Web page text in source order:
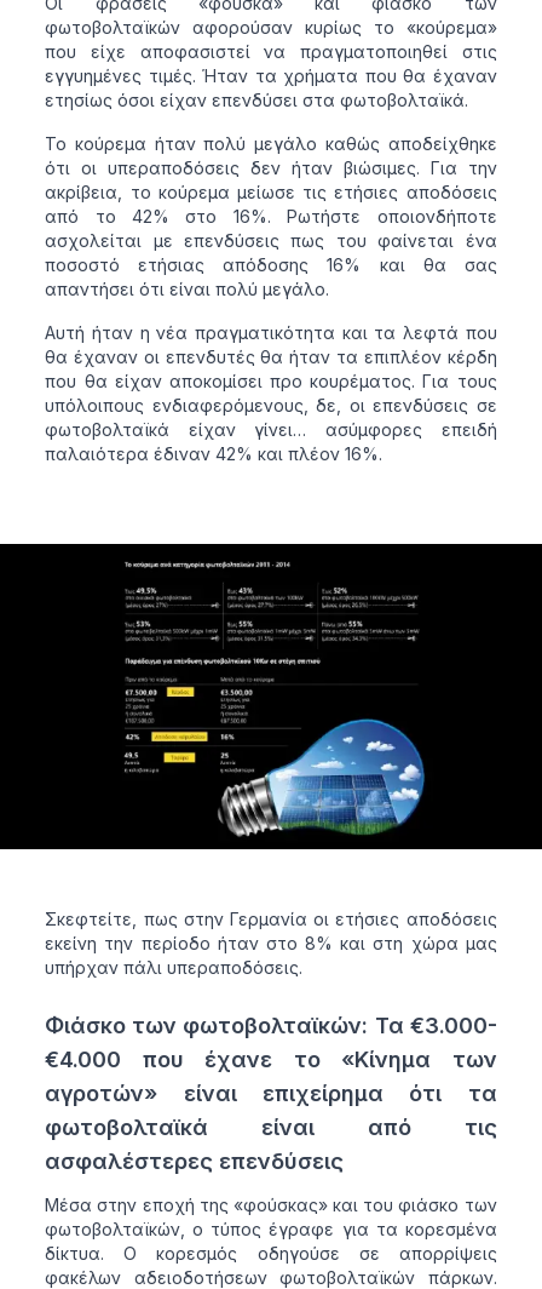
φωτοβολταϊκών αφορούσαν κυρίως το «κούρεμα»
που είχε αποφασιστεί να πραγματοποιηθεί στις
εγγυημένες τιμές. Ήταν τα χρήματα που θα έχαναν
ετησίως όσοι είχαν επενδύσει στα φωτοβολταϊκά.
Το κούρεμα ήταν πολύ μεγάλο καθώς αποδείχθηκε
ότι οι υπεραποδόσεις δεν ήταν βιώσιμες. Για την
ακρίβεια, το κούρεμα μείωσε τις ετήσιες αποδόσεις
από το 42% στο 16%. Ρωτήστε οποιονδήποτε
ασχολείται με επενδύσεις πως του φαίνεται ένα
ποσοστό ετήσιας απόδοσης 16% και θα σας
απαντήσει ότι είναι πολύ μεγάλο.
Αυτή ήταν η νέα πραγματικότητα και τα λεφτά που
θα έχαναν οι επενδυτές θα ήταν τα επιπλέον κέρδη
που θα είχαν αποκομίσει προ κουρέματος. Για τους
υπόλοιπους ενδιαφερόμενους, δε, οι επενδύσεις σε
φωτοβολταϊκά είχαν γίνει… ασύμφορες επειδή
παλαιότερα έδιναν 42% και πλέον 16%.
Σκεφτείτε, πως στην Γερμανία οι ετήσιες αποδόσεις
εκείνη την περίοδο ήταν στο 8% και στη χώρα μας
υπήρχαν πάλι υπεραποδόσεις.
Φιάσκο των φωτοβολταϊκών: Τα €3.000-
€4.000 που έχανε το «Κίνημα των
αγροτών» είναι επιχείρημα ότι τα
φωτοβολταϊκά είναι από τις
ασφαλέστερες επενδύσεις
Μέσα στην εποχή της «φούσκας» και του φιάσκο των
φωτοβολταϊκών, ο τύπος έγραφε για τα κορεσμένα
δίκτυα. Ο κορεσμός οδηγούσε σε απορρίψεις
φακέλων αδειοδοτήσεων φωτοβολταϊκών πάρκων.